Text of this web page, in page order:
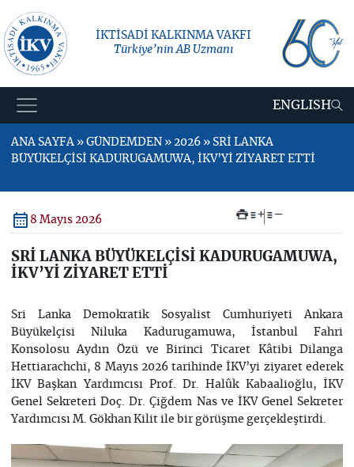
İKTİSADİ KALKINMA VAKFI
Türkiye’nin AB Uzmanı
ENGLISH
ANA SAYFA » GÜNDEMDEN » 2026 » SRİ LANKA
BÜYÜKELÇİSİ KADURUGAMUWA, İKV’Yİ ZİYARET ETTİ
8 Mayıs 2026 + –
SRİ LANKA BÜYÜKELÇİSİ KADURUGAMUWA,
İKV’Yİ ZİYARET ETTİ
Sri Lanka Demokratik Sosyalist Cumhuriyeti Ankara
Büyükelçisi Niluka Kadurugamuwa, İstanbul Fahri
Konsolosu Aydın Özü ve Birinci Ticaret Kâtibi Dilanga
Hettiarachchi, 8 Mayıs 2026 tarihinde İKV’yi ziyaret ederek
İKV Başkan Yardımcısı Prof. Dr. Halûk Kabaalioğlu, İKV
Genel Sekreteri Doç. Dr. Çiğdem Nas ve İKV Genel Sekreter
Yardımcısı M. Gökhan Kilit ile bir görüşme gerçekleştirdi.